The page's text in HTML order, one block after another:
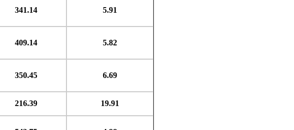
341.14 5.91
409.14 5.82
350.45 6.69
216.39 19.91